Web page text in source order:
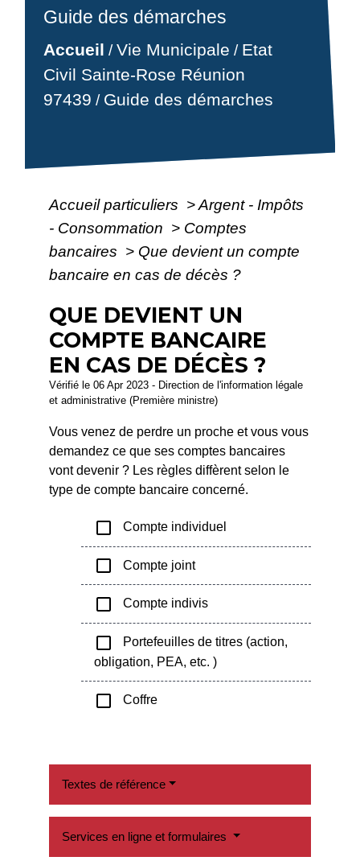
Guide des démarches
Accueil /Vie Municipale / Etat
Civil Sainte-Rose Réunion
97439 / Guide des démarches
Accueil particuliers >Argent - Impôts
- Consommation > Comptes
bancaires > Que devient un compte
bancaire en cas de décès ?
QUE DEVIENT UN
COMPTE BANCAIRE
EN CAS DE DÉCÈS ?
Vérifié le 06 Apr 2023 - Direction de l'information légale
et administrative (Première ministre)
Vous venez de perdre un proche et vous vous
demandez ce que ses comptes bancaires
vont devenir ? Les règles diffèrent selon le
type de compte bancaire concerné.
check_box_outline_blank Compte individuel
check_box_outline_blank Compte joint
check_box_outline_blank Compte indivis
check_box_outline_blank
Portefeuilles de titres (action,
obligation, PEA, etc. )
check_box_outline_blank Coffre
Textes de référence
Services en ligne et formulaires